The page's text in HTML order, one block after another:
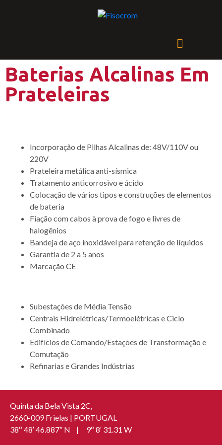
Baterias Alcalinas Em
Prateleiras
Incorporação de Pilhas Alcalinas de: 48V/110V ou
220V
Prateleira metálica anti-sísmica
Tratamento anticorrosivo e ácido
Colocação de vários tipos e construções de elementos
de bateria
Fiação com cabos à prova de fogo e livres de
halogênios
Bandeja de aço inoxidável para retenção de líquidos
Garantia de 2 a 5 anos
Marcação CE
Subestações de Média Tensão
Centrais Hidrelétricas/Termoelétricas e Ciclo
Combinado
Edifícios de Comando/Estações de Transformação e
Comutação
Refinarias e Grandes Indústrias
Quinta da Bela Vista 2C,
2660-009 Frielas | PORTUGAL
38º 48′ 46.887” N | 9º 8′ 31.31 W